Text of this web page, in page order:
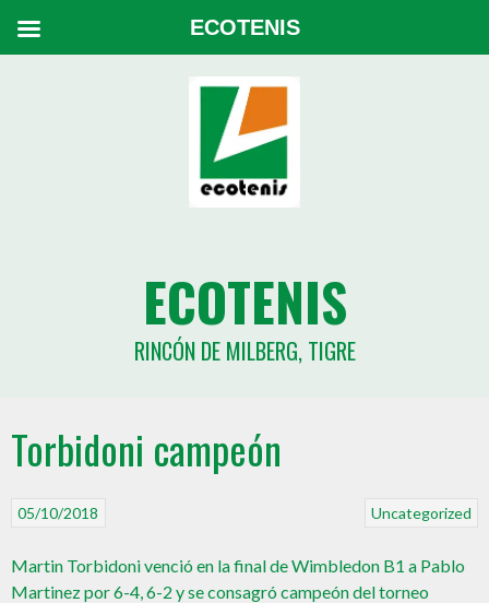
ECOTENIS
RINCÓN DE MILBERG, TIGRE
Torbidoni campeón
Uncategorized
05/10/2018
Martin Torbidoni venció en la final de Wimbledon B1 a Pablo
Martinez por 6-4, 6-2 y se consagró campeón del torneo
ECOTENIS